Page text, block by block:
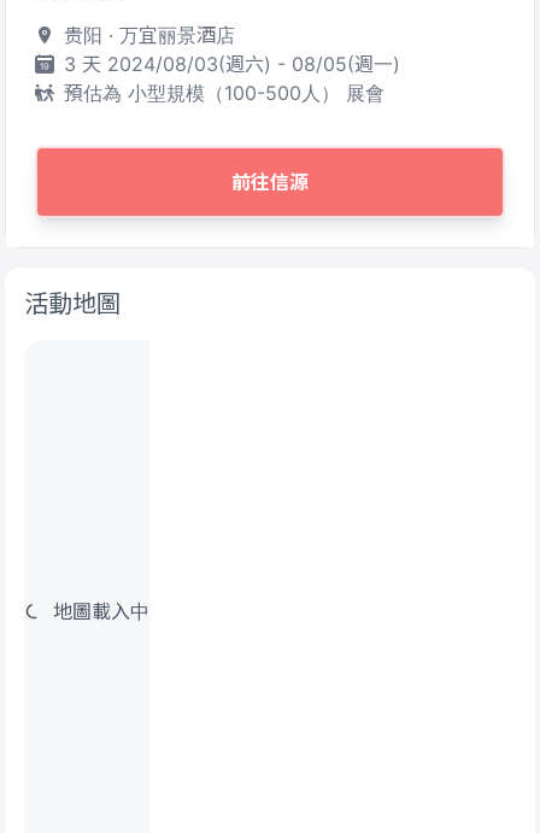
贵阳 · 万宜丽景酒店
3 天 2024/08/03(週六) - 08/05(週一)
預估為 小型規模（100-500人） 展會
前往信源
活動地圖
地圖載入中